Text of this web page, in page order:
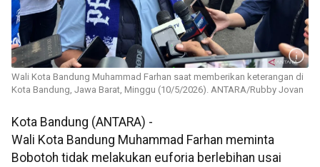
Wali Kota Bandung Muhammad Farhan saat memberikan keterangan di
Kota Bandung, Jawa Barat, Minggu (10/5/2026). ANTARA/Rubby Jovan
Kota Bandung (ANTARA) -
Wali Kota Bandung Muhammad Farhan meminta
Bobotoh tidak melakukan euforia berlebihan usai